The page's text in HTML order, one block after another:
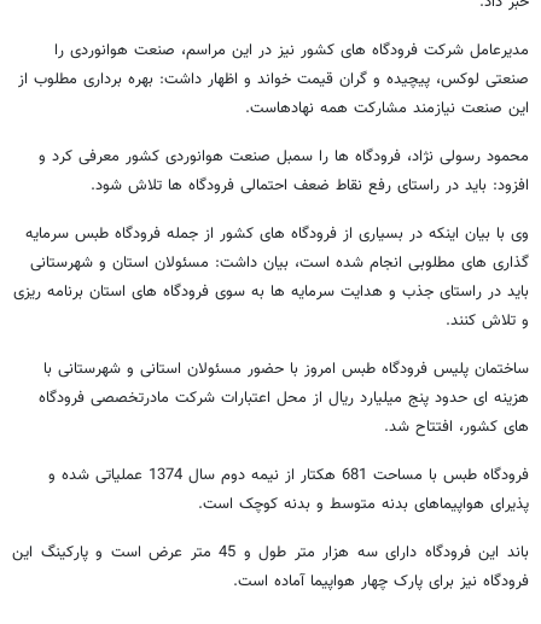
مدیرعامل شرکت فرودگاه های کشور نیز در این مراسم، صنعت هوانوردی را
صنعتی لوکس، پیچیده و گران قیمت خواند و اظهار داشت: بهره برداری مطلوب از
این صنعت نیازمند مشارکت همه نهادهاست.
محمود رسولی نژاد، فرودگاه ها را سمبل صنعت هوانوردی کشور معرفی کرد و
افزود: باید در راستای رفع نقاط ضعف احتمالی فرودگاه ها تلاش شود.
وی با بیان اینکه در بسیاری از فرودگاه های کشور از جمله فرودگاه طبس سرمایه
گذاری های مطلوبی انجام شده است، بیان داشت: مسئولان استان و شهرستانی
باید در راستای جذب و هدایت سرمایه ها به سوی فرودگاه های استان برنامه ریزی
و تلاش کنند.
ساختمان پلیس فرودگاه طبس امروز با حضور مسئولان استانی و شهرستانی با
هزینه ای حدود پنج میلیارد ریال از محل اعتبارات شرکت مادرتخصصی فرودگاه
های کشور، افتتاح شد.
فرودگاه طبس با مساحت 681 هکتار از نیمه دوم سال 1374 عملیاتی شده و
پذیرای هواپیماهای بدنه متوسط و بدنه کوچک است.
باند این فرودگاه دارای سه هزار متر طول و 45 متر عرض است و پارکینگ این
فرودگاه نیز برای پارک چهار هواپیما آماده است.